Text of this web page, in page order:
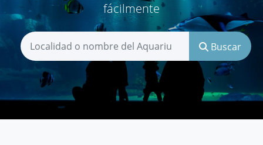
fácilmente
Buscar